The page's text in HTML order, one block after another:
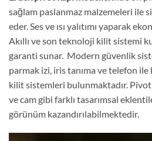
sağlam paslanmaz malzemeleri ile
eder. Ses ve ısı yalıtımı yaparak
Akıllı ve son teknoloji kilit sistemi
garanti sunar. Modern güvenlik
parmak izi, iris tanıma ve telefon ile
kilit sistemleri bulunmaktadır. Pivot
ve cam gibi farklı tasarımsal
görünüm kazandırılabilmektedir.